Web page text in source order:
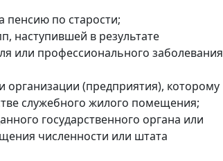
пенсию по старости;
наступившей в результате
или профессионального заболевания
организации (предприятия), которому
служебного жилого помещения;
государственного органа или
численности или штата